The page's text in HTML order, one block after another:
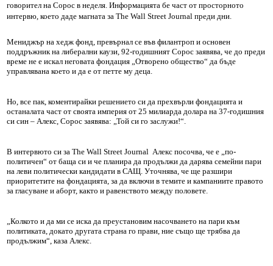
говорител на Сорос в неделя. Информацията бе част от просторното
интервю, което даде магната за The Wall Street Journal преди дни.
Мениджър на хедж фонд, превърнал се във филантроп и основен
поддръжник на либерални каузи, 92-годишният Сорос заявява, че до преди
време не е искал неговата фондация „Отворено общество“ да бъде
управлявана което и да е от петте му деца.
Но, все пак, коментирайки решението си да прехвърли фондацията и
останалата част от своята империя от 25 милиарда долара на 37-годишния
си син – Алекс, Сорос заявява: „Той си го заслужи!“.
В интервюто си за The Wall Street Journal Алекс посочва, че е „по-
политичен“ от баща си и че планира да продължи да дарява семейни пари
на леви политически кандидати в САЩ. Уточнява, че ще разшири
приоритетите на фондацията, за да включи в темите и кампаниите правото
за гласуване и аборт, както и равенството между половете.
„Колкото и да ми се иска да преустановим насочването на пари към
политиката, докато другата страна го прави, ние също ще трябва да
продължим“, каза Алекс.